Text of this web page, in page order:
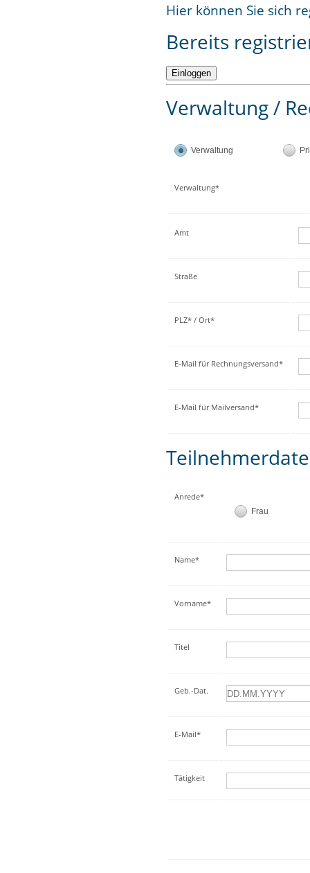
Hier können Sie sich
Bereits
Verwaltung /
Verwaltung
Verwaltung*
Amt
Straße
PLZ* / Ort*
E-Mail für Rechnungsversand*
E-Mail für Mailversand*
Anrede*
Frau
Name*
Vorname*
Titel
Geb.-Dat.
E-Mail*
Tätigkeit